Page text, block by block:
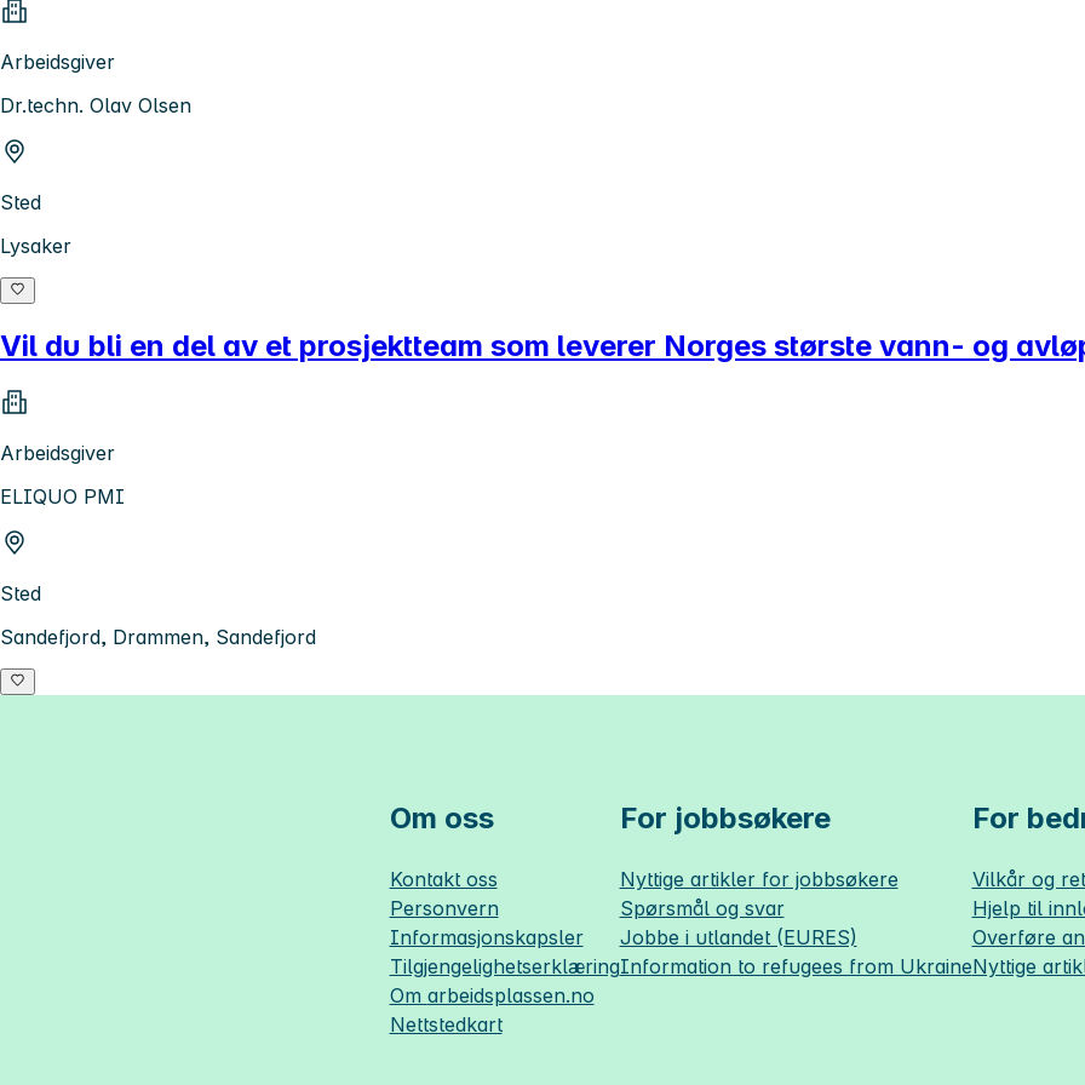
Arbeidsgiver
Dr.techn. Olav Olsen
Sted
Lysaker
Vil du bli en del av et prosjektteam som leverer Norges største vann- og
Arbeidsgiver
ELIQUO PMI
Sted
Sandefjord, Drammen, Sandefjord
Om oss
Kontakt oss
Personvern
Informasjonskapsler
Tilgjengelighetserklæring
Om arbeidsplassen.no
Nettstedkart
For jobbsøkere
Nyttige artikler for jobbsøkere
Spørsmål og svar
Jobbe i utlandet (EURES)
Information to refugees from Ukraine
For
Vilkår og
Hjelp til
Overføre
Nyttige